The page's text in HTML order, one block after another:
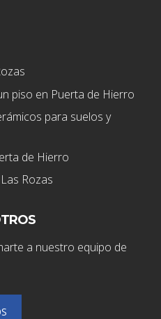
piso en Puerta de Hierro
para suelos y
de Hierro
Rozas
a nuestro equipo de